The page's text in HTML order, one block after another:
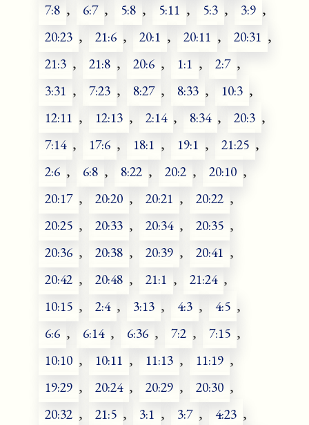
7:8 , 6:7 , 5:8 , 5:11 , 5:3 , 3:9 ,
20:23 , 21:6 , 20:1 , 20:11 , 20:31 ,
21:3 , 21:8 , 20:6 , 1:1 , 2:7 ,
3:31 , 7:23 , 8:27 , 8:33 , 10:3 ,
12:11 , 12:13 , 2:14 , 8:34 , 20:3 ,
7:14 , 17:6 , 18:1 , 19:1 , 21:25 ,
2:6 , 6:8 , 8:22 , 20:2 , 20:10 ,
20:17 , 20:20 , 20:21 , 20:22 ,
20:25 , 20:33 , 20:34 , 20:35 ,
20:36 , 20:38 , 20:39 , 20:41 ,
20:42 , 20:48 , 21:1 , 21:24 ,
10:15 , 2:4 , 3:13 , 4:3 , 4:5 ,
6:6 , 6:14 , 6:36 , 7:2 , 7:15 ,
10:10 , 10:11 , 11:13 , 11:19 ,
19:29 , 20:24 , 20:29 , 20:30 ,
20:32 , 21:5 , 3:1 , 3:7 , 4:23 ,